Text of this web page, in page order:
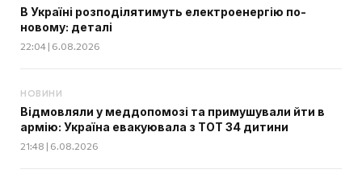
В Україні розподілятимуть електроенергію по-
новому: деталі
22:04 | 6.08.2026
НОВИНИ
Відмовляли у меддопомозі та примушували йти в
армію: Україна евакуювала з ТОТ 34 дитини
21:48 | 6.08.2026